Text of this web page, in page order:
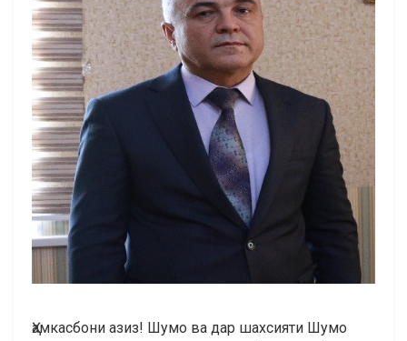
Ҳамкасбони азиз! Шумо ва дар шахсияти Шумо